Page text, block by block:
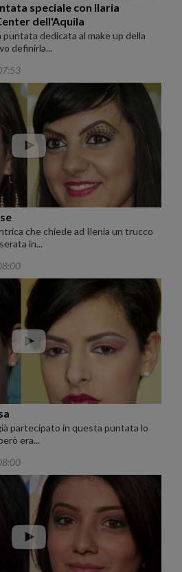
speciale con Ilaria
dell'Aquila
dedicata al make up della
definirla...
che chiede ad Ilenia un trucco
in...
partecipato in questa puntata lo
era...